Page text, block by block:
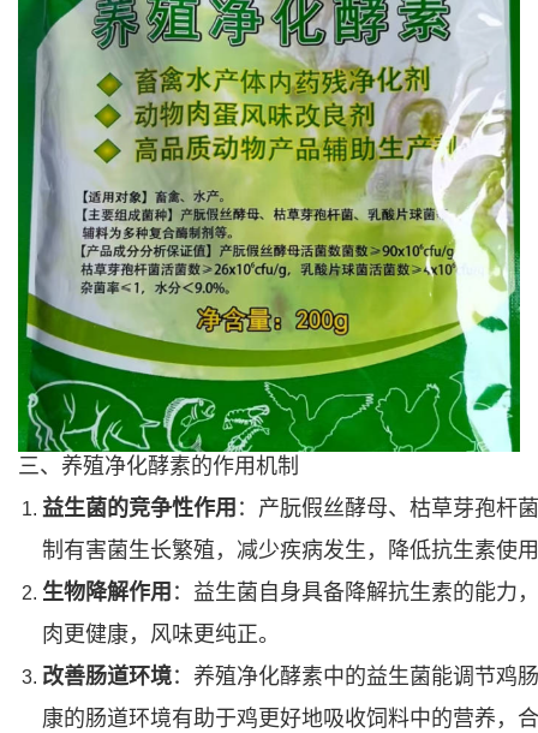
三、养殖净化酵素的作用机制
益生菌的竞争性作用 ：产朊假丝酵母、枯草芽孢杆
制有害菌生长繁殖，减少疾病发生，降低抗生素使
生物降解作用 ：益生菌自身具备降解抗生素的能力
肉更健康，风味更纯正。
改善肠道环境：养殖净化酵素中的益生菌能调节鸡
康的肠道环境有助于鸡更好地吸收饲料中的营养，